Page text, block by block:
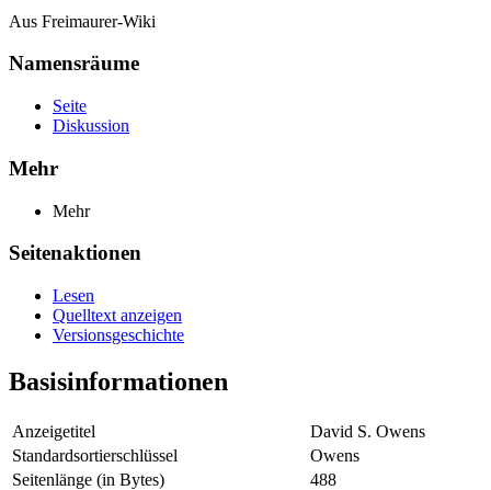
Aus Freimaurer-Wiki
Namensräume
Seite
Diskussion
Mehr
Mehr
Seitenaktionen
Lesen
Quelltext anzeigen
Versionsgeschichte
Basisinformationen
Anzeigetitel
David S. Owens
Standardsortierschlüssel
Owens
Seitenlänge (in Bytes)
488